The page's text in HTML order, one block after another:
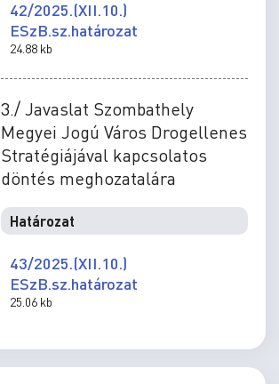
42/2025.(XII.10.)
ESzB.sz.határozat
24.88 kb
3./ Javaslat Szombathely
Megyei Jogú Város Drogellenes
Stratégiájával kapcsolatos
döntés meghozatalára
Határozat
43/2025.(XII.10.)
ESzB.sz.határozat
25.06 kb